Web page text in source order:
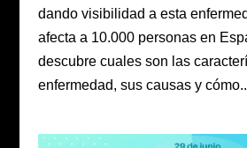
dando visibilidad a esta
afecta a 10.000 personas en
descubre cuales son las
enfermedad, sus causas y